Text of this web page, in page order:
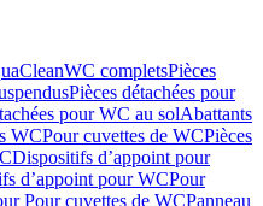
WC completsPièces
Pièces détachées pour
pour WC au solAbattants
WCPour cuvettes de WCPièces
Dispositifs d’appoint pour
d’appoint pour WCPour
Pour cuvettes de WCPanneau